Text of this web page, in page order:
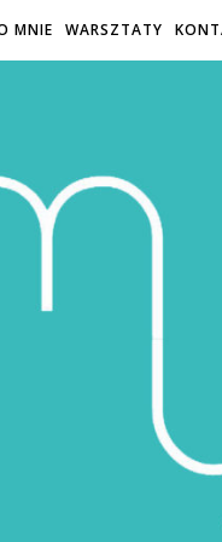
MNIE WARSZTATY